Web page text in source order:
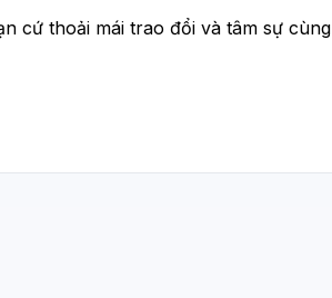
cứ thoải mái trao đổi và tâm sự cùng